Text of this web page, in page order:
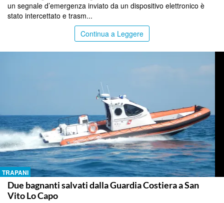
un segnale d’emergenza inviato da un dispositivo elettronico è
stato intercettato e trasm...
Continua a Leggere
TRAPANI
Due bagnanti salvati dalla Guardia Costiera a San
Vito Lo Capo